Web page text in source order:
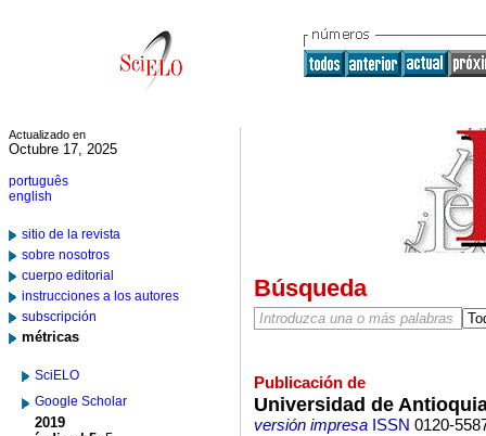
Actualizado en
Octubre 17, 2025
português
english
sitio de la revista
sobre nosotros
cuerpo editorial
instrucciones a los autores
subscripción
métricas
SciELO
Google Scholar
2019
Búsqueda
Publicación de
Universidad de
versión impresaISSN 0120-